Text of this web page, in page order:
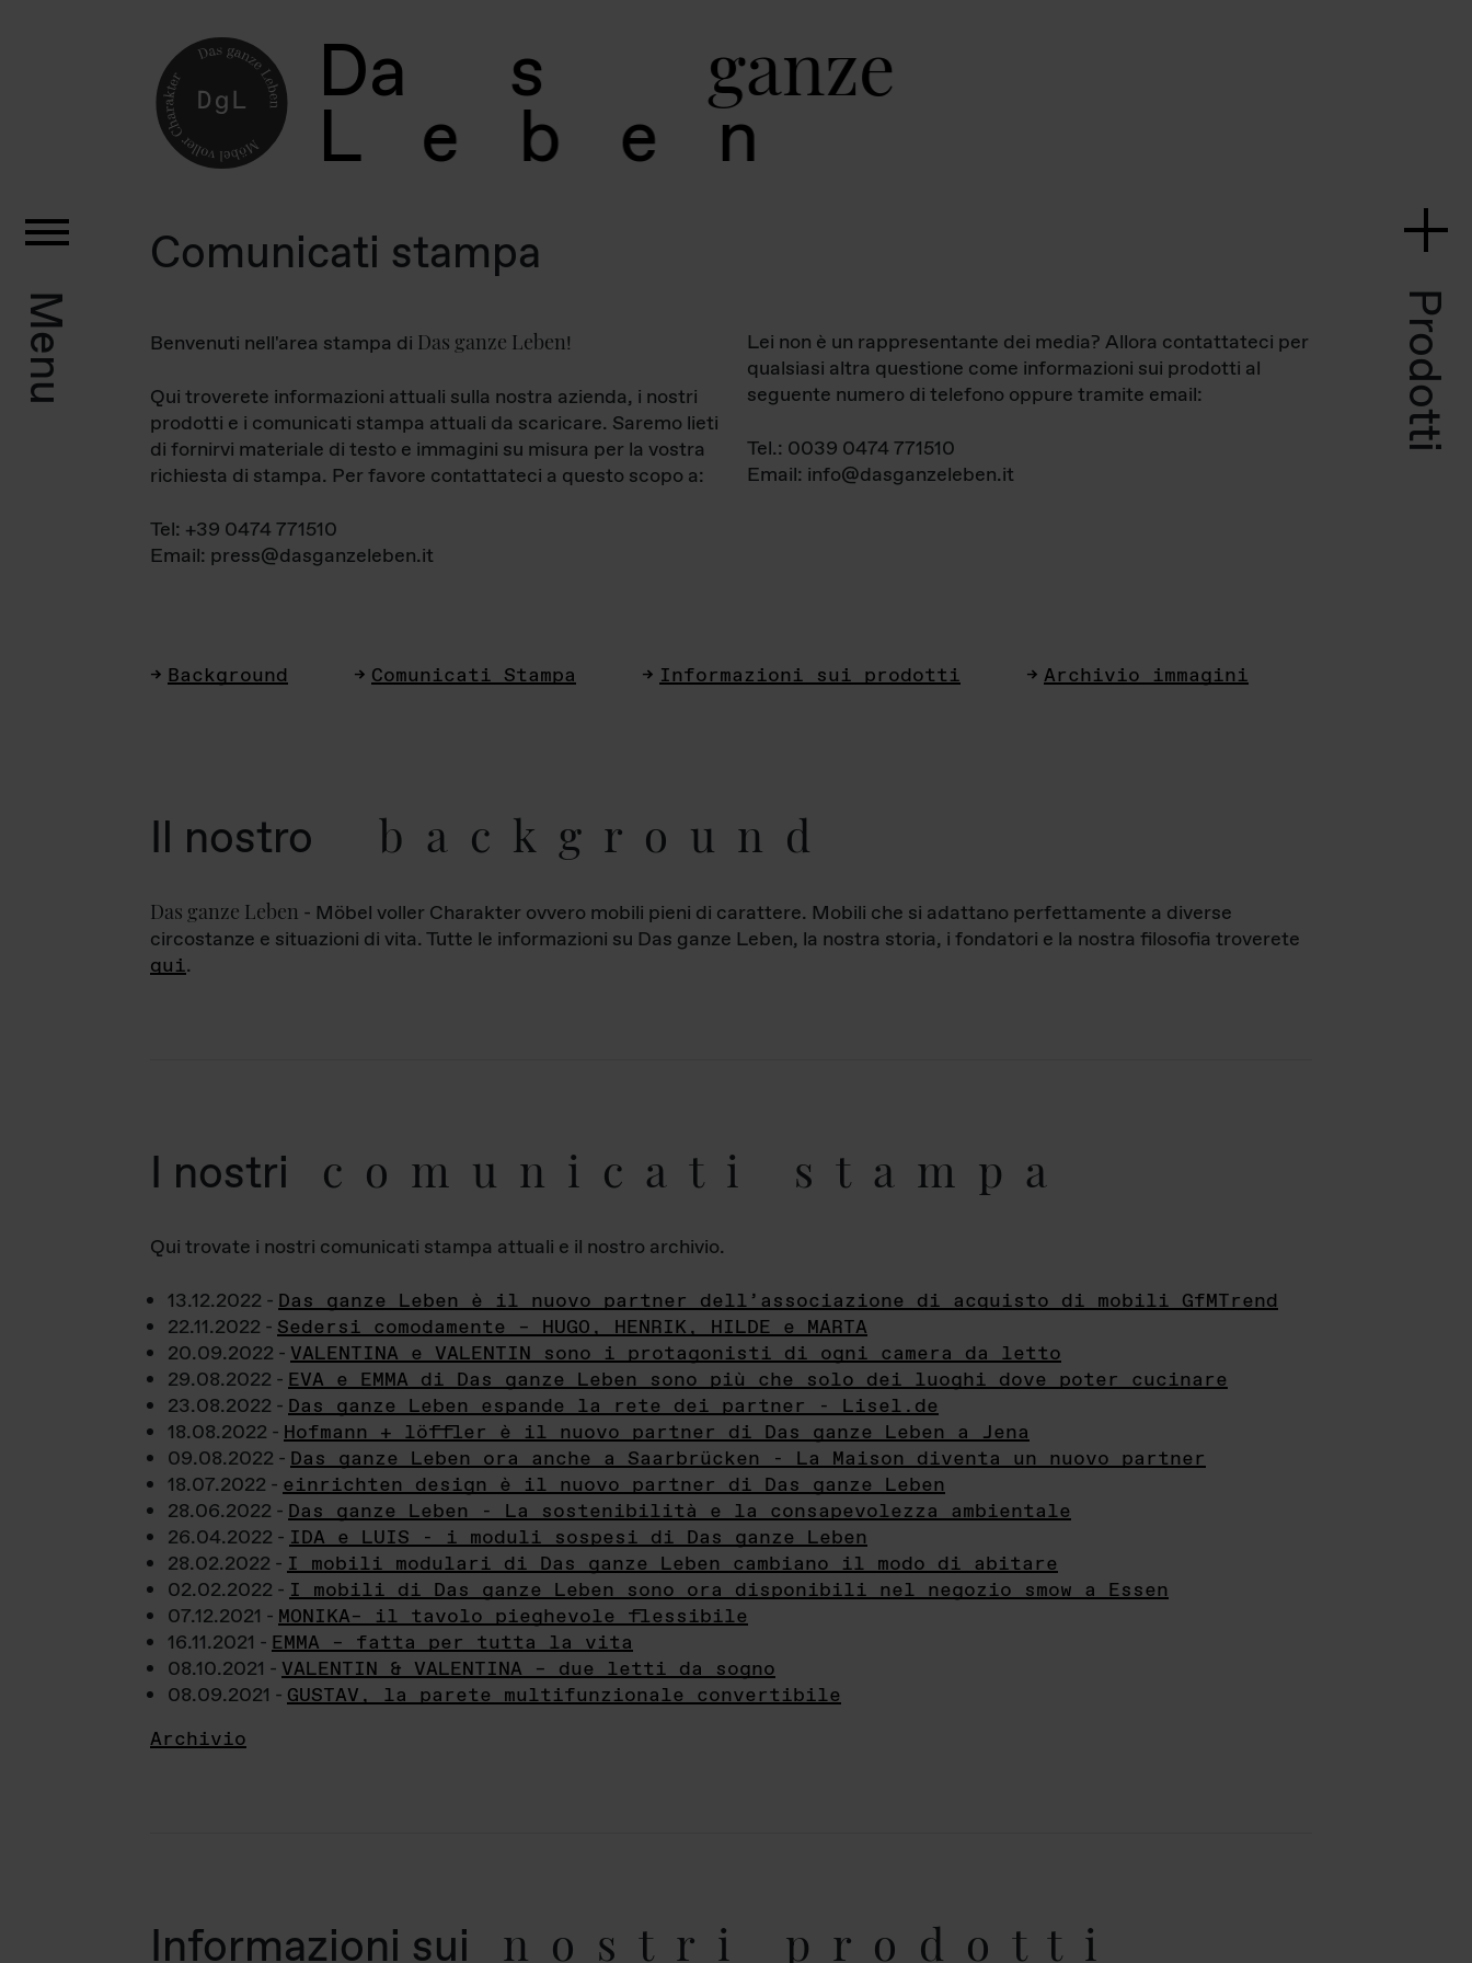
Da s ganz
L e b e
Menu Prodotti
Comunicati stampa
Benvenuti nell'area stampa di Das ganze Leben!
Qui troverete informazioni attuali sulla nostra azienda, i nostri
prodotti e i comunicati stampa attuali da scaricare. Saremo lieti
di fornirvi materiale di testo e immagini su misura per la vostra
richiesta di stampa. Per favore contattateci a questo scopo a:
Tel: +39 0474 771510
Email: press@dasganzeleben.it
Lei non è un rappresentante dei media? Allora contattateci per
qualsiasi altra questione come informazioni sui prodotti al
seguente numero di telefono oppure tramite email:
Tel.: 0039 0474 771510
Email: info@dasganzeleben.it
Background Comunicati Stampa Informazioni sui prodotti Archivio immagini
Il nostro background
Das ganze Leben - Möbel voller Charakter ovvero mobili pieni di carattere. Mobili che si adattano perfettamente a diverse
circostanze e situazioni di vita. Tutte le informazioni su Das ganze Leben, la nostra storia, i fondatori e la nostra filosofia troverete
qui.
I nostri comunicati stampa
Qui trovate i nostri comunicati stampa attuali e il nostro archivio.
13.12.2022 - Das ganze Leben è il nuovo partner dell’associazione di acquisto di mobili GfMTrend
22.11.2022 - Sedersi comodamente – HUGO, HENRIK, HILDE e MARTA
20.09.2022 - VALENTINA e VALENTIN sono i protagonisti di ogni camera da letto
29.08.2022 - EVA e EMMA di Das ganze Leben sono più che solo dei luoghi dove poter cucinare
23.08.2022 - Das ganze Leben espande la rete dei partner - Lisel.de
18.08.2022 - Hofmann + löffler è il nuovo partner di Das ganze Leben a Jena
09.08.2022 - Das ganze Leben ora anche a Saarbrücken - La Maison diventa un nuovo partner
18.07.2022 - einrichten design è il nuovo partner di Das ganze Leben
28.06.2022 - Das ganze Leben - La sostenibilità e la consapevolezza ambientale
26.04.2022 - IDA e LUIS - i moduli sospesi di Das ganze Leben
28.02.2022 - I mobili modulari di Das ganze Leben cambiano il modo di abitare
02.02.2022 - I mobili di Das ganze Leben sono ora disponibili nel negozio smow a Essen
07.12.2021 - MONIKA– il tavolo pieghevole flessibile
16.11.2021 - EMMA – fatta per tutta la vita
08.10.2021 - VALENTIN & VALENTINA – due letti da sogno
08.09.2021 - GUSTAV, la parete multifunzionale convertibile
Archivio
Informazioni sui nostri prodotti